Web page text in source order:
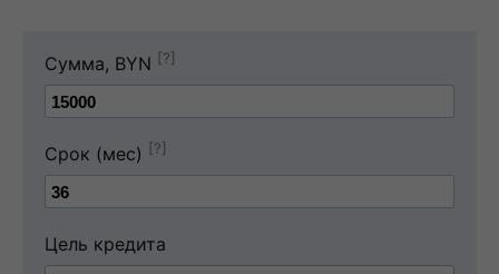
Сумма, BYN [?]
Срок (мес) [?]
Цель кредита